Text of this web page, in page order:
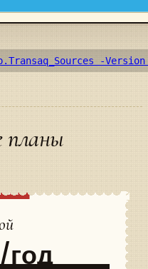
-
планы
год